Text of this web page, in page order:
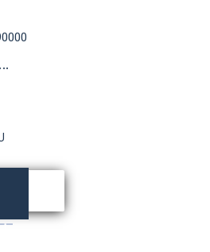
255/45R20 105H Continental EcoContact 6 Q